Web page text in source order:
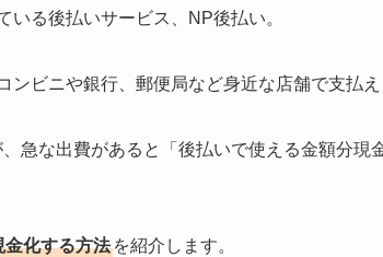
る後払いサービス、NP後払い。
ンビニや銀行、郵便局など身近な店舗で支払
急な出費があると「後払いで使える金額分
化する方法 を紹介します。